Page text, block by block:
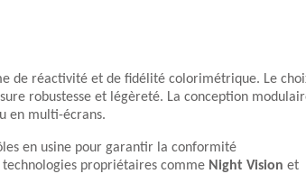
de réactivité et de fidélité colorimétrique. Le
robustesse et légèreté. La conception
en multi-écrans.
en usine pour garantir la conformité
propriétaires comme Night Vision et